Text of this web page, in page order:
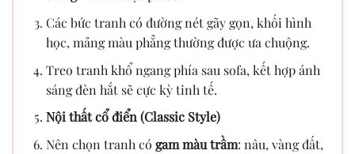
Các bức tranh có đường nét gãy gọn, khối hình
học, mảng màu phẳng thường được ưa chuộng.
Treo tranh khổ ngang phía sau sofa, kết hợp ánh
sáng đèn hắt sẽ cực kỳ tinh tế.
Nội thất cổ điển (Classic Style)
Nên chọn tranh có gam màu trầm: nâu, vàng đất,